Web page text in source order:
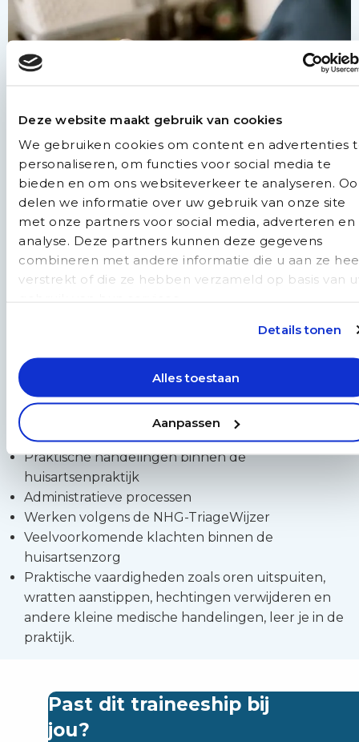
Deze website maakt gebruik van cookies
We gebruiken cookies om content en advertenties
personaliseren, om functies voor social media te
bieden en om ons websiteverkeer te analyseren.
delen we informatie over uw gebruik van onze site
met onze partners voor social media, adverteren en
analyse. Deze partners kunnen deze gegevens
combineren met andere informatie die u aan ze
verstrekt of die ze hebben verzameld op basis van
Details tonen
Alles toestaan
Aanpassen
Waarom dit traineeship?
Als verpleegkundige beschik je al over veel medische
kennis, klinisch redeneren en ervaring in
patiëntcontact. Daarom geloven wij dat een groot
deel van de basis al aanwezig is.
die specifiek zijn voor het vak van doktersassistent,
zodat jij sneller kunt instromen in de huisartsenzorg.
Je leert onder andere:
Telefonische triage en urgentiebepaling
Praktische handelingen binnen de
huisartsenpraktijk
Administratieve processen
Werken volgens de NHG-TriageWijzer
Veelvoorkomende klachten binnen de
huisartsenzorg
Praktische vaardigheden zoals oren uitspuiten,
wratten aanstippen, hechtingen verwijderen en
andere kleine medische handelingen, leer je in de
praktijk.
Past dit traineeship bij
jou?